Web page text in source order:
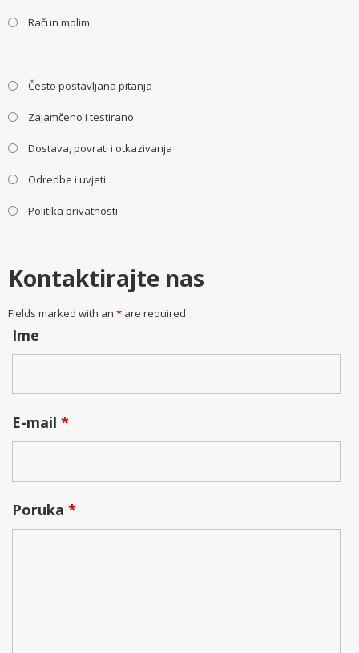
Račun molim
Često postavljana pitanja
Zajamčeno i testirano
Dostava, povrati i otkazivanja
Odredbe i uvjeti
Politika privatnosti
Kontaktirajte nas
Fields marked with an *are required
Ime
E-mail *
Poruka *